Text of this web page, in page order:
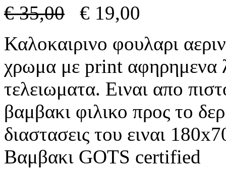
€35,00 € 19,00
Καλοκαιρινο φουλαρι
χρωμα με print αφηρημενα
τελειωματα. Ειναι απο
βαμβακι φιλικο προς το
διαστασεις του ειναι
Βαμβακι GOTS certified